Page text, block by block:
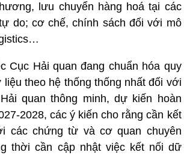
lưu chuyển hàng hoá tại các
do; cơ chế, chính sách đối với mô
Cục Hải quan đang chuẩn hóa quy
theo hệ thống thống nhất đối với
quan thông minh, dự kiến hoàn
2028, các ý kiến cho rằng cần kết
các chứng từ và cơ quan chuyên
thời cần cập nhật việc kết nối dữ